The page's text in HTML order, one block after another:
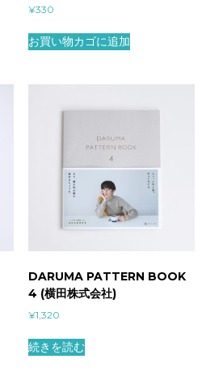
¥330
お買い物カゴに追加
DARUMA PATTERN BOOK
4 (横田株式会社)
¥1,320
続きを読む